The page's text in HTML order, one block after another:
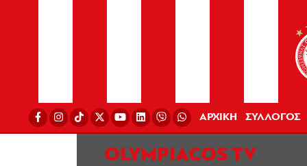
ΑΡΧΙΚΗ ΣΥΛΛΟΓΟΣ
OLYMPIACOS TV